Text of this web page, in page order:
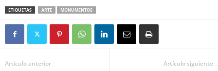
ETIQUETAS ARTE MONUMENTOS
Artículo anterior Artículo siguiente